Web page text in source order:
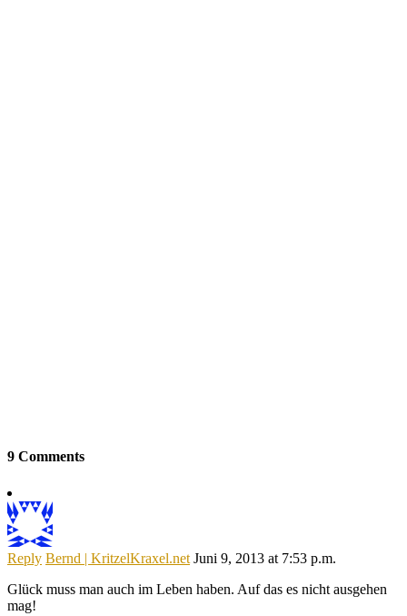
9 Comments
Reply Bernd | KritzelKraxel.net Juni 9, 2013 at 7:53 p.m.
Glück muss man auch im Leben haben. Auf das es nicht ausgehen
mag!